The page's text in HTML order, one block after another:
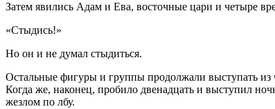
Затем явились Адам и Ева, восточные цари и четыре
«Стыдись!»
Но он и не думал стыдиться.
Остальные фигуры и группы продолжали выступать из
Когда же, наконец, пробило двенадцать и выступил
жезлом по лбу.